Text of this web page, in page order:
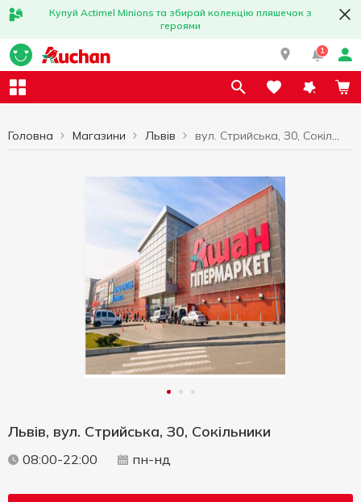
Купуй Actimel Minions та збирай колекцію пляшечок з
героями
1
Головна Магазини Львів вул. Стрийська, З0, Сокільники
Львів, вул. Стрийська, З0, Сокільники
08:00-22:00 пн-нд